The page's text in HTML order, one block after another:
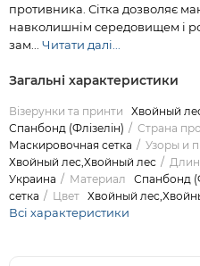
противника. Сітка дозволяє
навколишнім середовищем і
зам... Читати далі...
Загальні характеристики
Візерунки та принти Хвойный
Спанбонд (Флізелін)
Страна
Маскировочная сетка
Узоры и
Хвойный лес,Хвойный лес
Украина
Материал Спанбонд
сетка
Цвет Хвойный
Всі характеристики